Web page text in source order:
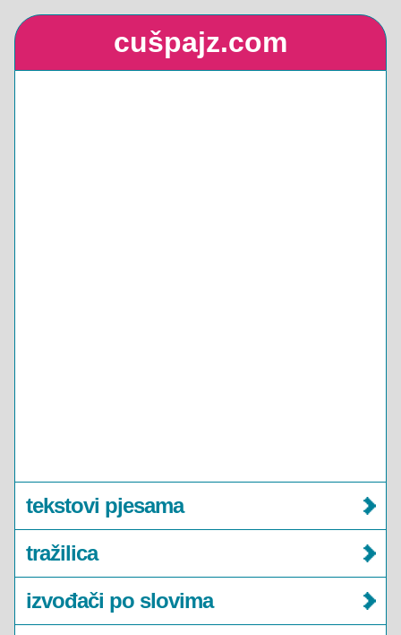
cušpajz.com
tekstovi pjesama
tražilica
izvođači po slovima